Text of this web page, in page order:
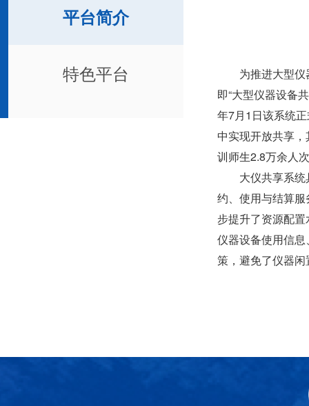
平台简介
特色平台
为推进大型仪器
即“大型仪器设备
年7月1日该系统
中实现开放共享
训师生2.8万余人
大仪共享系统具
约、使用与结算
步提升了资源配
仪器设备使用信
策，避免了仪器